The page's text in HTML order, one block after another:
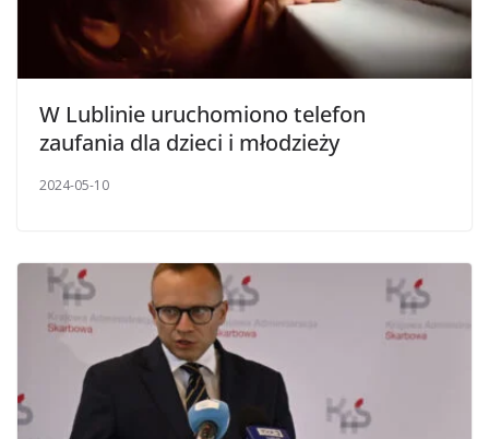
W Lublinie uruchomiono telefon
zaufania dla dzieci i młodzieży
2024-05-10